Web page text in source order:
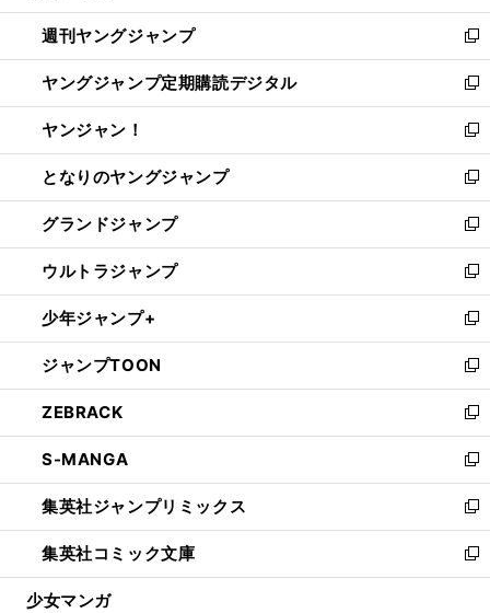
開
く
ウ
で
開
く
ン
ド
ウ
で
開
く
ウ
ィ
ン
ド
ウ
で
開
く
週刊ヤングジャンプ
新
し
い
ウ
ィ
ン
ド
ウ
で
開
く
ヤングジャンプ定期購読デジタル
新
し
い
ウ
ィ
ン
ド
ウ
で
開
く
ヤンジャン！
新
し
い
ウ
ィ
ン
ド
ウ
で
開
く
となりのヤングジャンプ
新
し
い
ウ
ィ
ン
ド
ウ
で
開
く
グランドジャンプ
新
し
い
ウ
ィ
ン
ド
ウ
で
開
く
ウルトラジャンプ
新
し
い
ウ
ィ
ン
ド
ウ
で
開
く
少年ジャンプ+
新
し
い
ウ
ィ
ン
ド
ウ
で
開
く
ジャンプTOON
新
し
い
ウ
ィ
ン
ド
ウ
で
開
ZEBRACK
新
し
い
ウ
ィ
ン
ド
ウ
S-MANGA
新
し
い
ウ
ィ
ン
集英社ジャンプリミックス
新
し
い
ウ
集英社コミック文庫
新
し
少女マンガ